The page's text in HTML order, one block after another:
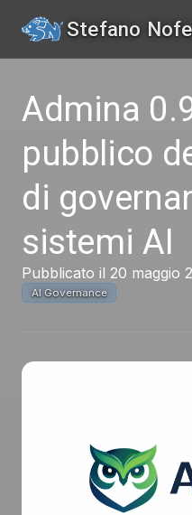
Stefano
Admina
pubblico
di
sistemi AI
Pubblicato il 20 maggio
AI Governance